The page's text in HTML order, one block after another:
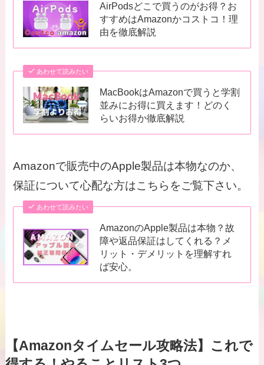
AirPodsどこで買うのがお得？お
すすめはAmazonかコストコ！理
由を徹底解説
あわせて読みたい
MacBookはAmazonで買うと学割
並みにお得に買えます！どのく
らいお得か徹底解説
Amazonで販売中のApple製品は本物なのか、
保証について心配な方はこちらをご覧下さい。
あわせて読みたい
AmazonのApple製品は本物？故
障や返品保証はしてくれる？メ
リット・デメリットを理解すれ
ば安心。
【Amazonタイムセール攻略法】これで